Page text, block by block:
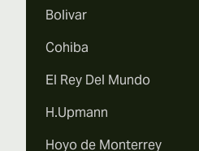
Bolivar
Cohiba
El Rey Del Mundo
H.Upmann
Hoyo de Monterrey